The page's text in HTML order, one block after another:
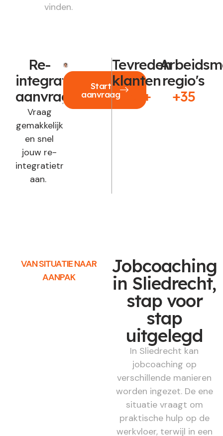
vinden.
Re-
integratie
aanvragen?
Vraag
gemakkelijk
en snel
jouw re-
integratietraject
aan.
Start
aanvraag
Tevreden
klanten
250+
regio's
+35
VAN SITUATIE NAAR
AANPAK
Jobcoaching
in Sliedrecht,
stap voor
stap
uitgelegd
In Sliedrecht kan
jobcoaching op
verschillende manieren
worden ingezet. De ene
situatie vraagt om
praktische hulp op de
werkvloer, terwijl in een